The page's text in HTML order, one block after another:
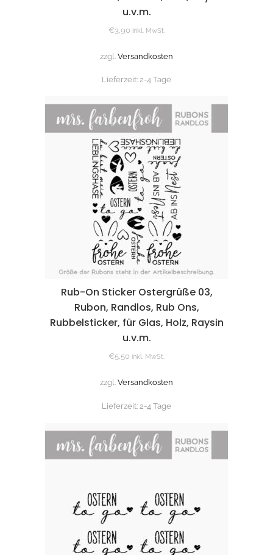
u.v.m.
€3,90 inkl. MwSt.
zzgl. Versandkosten
Lieferzeit: 2-4 Tage
Rub-On Sticker Ostergrüße 03,
Rubon, Randlos, Rub Ons,
Rubbelsticker, für Glas, Holz, Raysin
u.v.m.
€5,50 inkl. MwSt.
zzgl. Versandkosten
Lieferzeit: 2-4 Tage